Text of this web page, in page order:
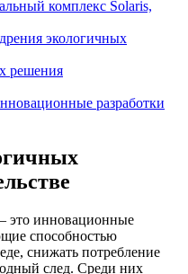
комплекс Solaris,
экологичных
решения
разработки
это инновационные
способностью
снижать потребление
след. Среди них